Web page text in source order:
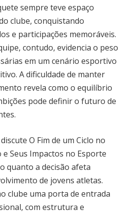
sempre teve espaço
clube, conquistando
e participações memoráveis.
contudo, evidencia o peso
em um cenário esportivo
A dificuldade de manter
revela como o equilíbrio
pode definir o futuro de
O Fim de um Ciclo no
Seus Impactos no Esporte
quanto a decisão afeta
de jovens atletas.
clube uma porta de entrada
com estrutura e